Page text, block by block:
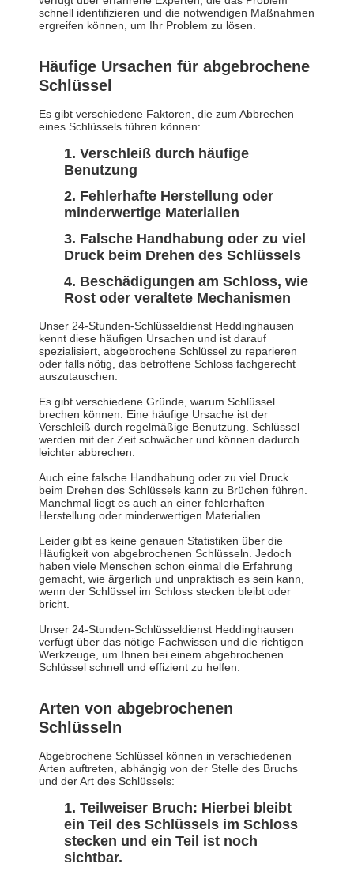
schnell identifizieren und die notwendigen Maßnahmen
ergreifen können, um Ihr Problem zu lösen.
Häufige Ursachen für abgebrochene
Schlüssel
Es gibt verschiedene Faktoren, die zum Abbrechen
eines Schlüssels führen können:
Verschleiß durch häufige
Benutzung
Fehlerhafte Herstellung oder
minderwertige Materialien
Falsche Handhabung oder zu viel
Druck beim Drehen des Schlüssels
Beschädigungen am Schloss, wie
Rost oder veraltete Mechanismen
Unser 24-Stunden-Schlüsseldienst Heddinghausen
kennt diese häufigen Ursachen und ist darauf
spezialisiert, abgebrochene Schlüssel zu reparieren
oder falls nötig, das betroffene Schloss fachgerecht
auszutauschen.
Es gibt verschiedene Gründe, warum Schlüssel
brechen können. Eine häufige Ursache ist der
Verschleiß durch regelmäßige Benutzung. Schlüssel
werden mit der Zeit schwächer und können dadurch
leichter abbrechen.
Auch eine falsche Handhabung oder zu viel Druck
beim Drehen des Schlüssels kann zu Brüchen führen.
Manchmal liegt es auch an einer fehlerhaften
Herstellung oder minderwertigen Materialien.
Leider gibt es keine genauen Statistiken über die
Häufigkeit von abgebrochenen Schlüsseln. Jedoch
haben viele Menschen schon einmal die Erfahrung
gemacht, wie ärgerlich und unpraktisch es sein kann,
wenn der Schlüssel im Schloss stecken bleibt oder
bricht.
Unser 24-Stunden-Schlüsseldienst Heddinghausen
verfügt über das nötige Fachwissen und die richtigen
Werkzeuge, um Ihnen bei einem abgebrochenen
Schlüssel schnell und effizient zu helfen.
Arten von abgebrochenen
Schlüsseln
Abgebrochene Schlüssel können in verschiedenen
Arten auftreten, abhängig von der Stelle des Bruchs
und der Art des Schlüssels:
Teilweiser Bruch: Hierbei bleibt
ein Teil des Schlüssels im Schloss
stecken und ein Teil ist noch
sichtbar.